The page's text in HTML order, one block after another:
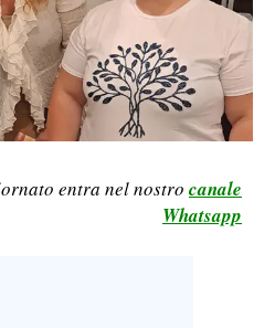
entra nel nostro canale
Whatsapp